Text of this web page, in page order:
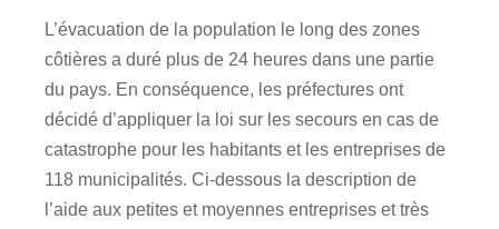
L’évacuation de la population le long des zones
côtières a duré plus de 24 heures dans une partie
du pays. En conséquence, les préfectures ont
décidé d’appliquer la loi sur les secours en cas de
catastrophe pour les habitants et les entreprises de
118 municipalités. Ci-dessous la description de
l’aide aux petites et moyennes entreprises et très